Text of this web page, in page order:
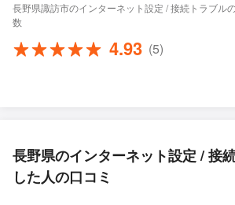
長野県諏訪市のインターネット設定 / 接続トラブル
数
4.93 (5)
長野県のインターネット設定 / 接
した人の口コミ